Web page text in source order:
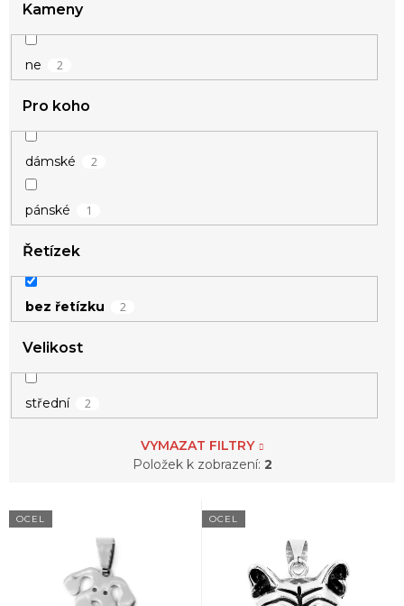
Kameny
ne 2
Pro koho
dámské 2
pánské 1
Řetízek
bez řetízku 2
Velikost
střední 2
VYMAZAT FILTRY
Položek k zobrazení: 2
V
ýOCEL OCEL